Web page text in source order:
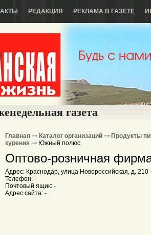
РЕДАКЦИЯ РЕКЛАМА В ГАЗЕТЕ
газета
Главная Каталог организаций Продукты
курения
Южный полюс
Оптово-розничная
Адрес: Краснодар, улица Новороссийская, д.
Телефон: -
Почтовый ящик: -
Адрес сайта: -